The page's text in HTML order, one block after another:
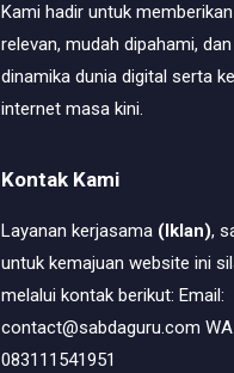
Kami hadir untuk
relevan, mudah dipahami,
dinamika dunia digital serta
internet masa kini.
Kontak Kami
Layanan kerjasama (Iklan),
untuk kemajuan website ini
melalui kontak berikut: Email:
contact@sabdaguru.com
083111541951